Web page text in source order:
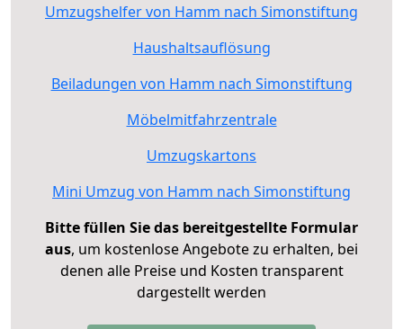
Umzugshelfer von Hamm nach Simonstiftung
Haushaltsauflösung
Beiladungen von Hamm nach Simonstiftung
Möbelmitfahrzentrale
Umzugskartons
Mini Umzug von Hamm nach Simonstiftung
Bitte füllen Sie das bereitgestellte Formular
aus, um kostenlose Angebote zu erhalten, bei
denen alle Preise und Kosten transparent
dargestellt werden